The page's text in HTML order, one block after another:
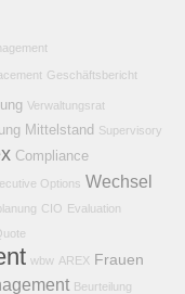
Geschäftsbericht
Verwaltungsrat
Mittelstand Supervisory
Compliance
Options Wechsel
CIO Evaluation
wbw AREX Frauen
Beurteilung